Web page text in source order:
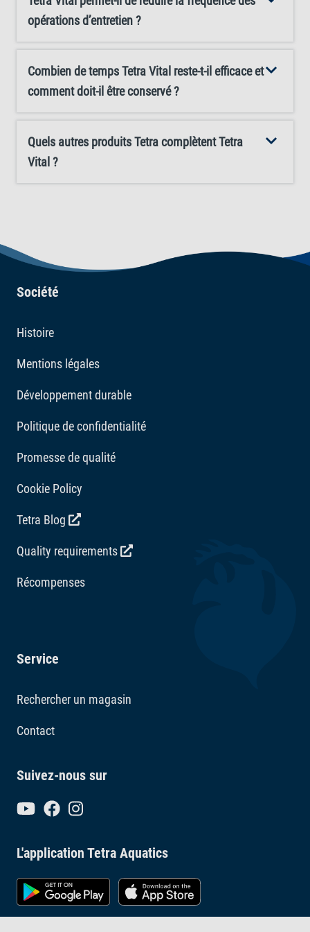
opérations d’entretien ?
Combien de temps Tetra Vital reste-t-il efficace et
comment doit-il être conservé ?
Quels autres produits Tetra complètent Tetra
Vital ?
Société
Histoire
Mentions légales
Développement durable
Politique de confidentialité
Promesse de qualité
Cookie Policy
Tetra Blog
Quality requirements
Récompenses
Service
Rechercher un magasin
Contact
Suivez-nous sur
L'application Tetra Aquatics